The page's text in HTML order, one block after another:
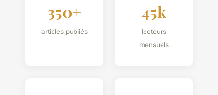
350+
articles publiés
45k
lecteurs
mensuels